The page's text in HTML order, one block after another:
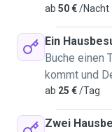
ab 50 €/Nacht
Ein
Buche einen
kommt und
ab 25 €/Tag
Zwei